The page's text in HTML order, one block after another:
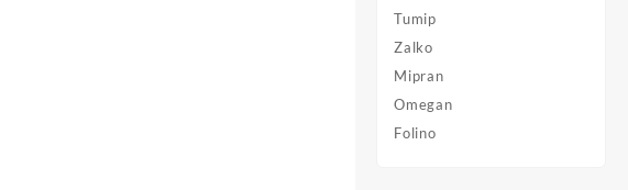
Tumip
Zalko
Mipran
Omegan
Folino